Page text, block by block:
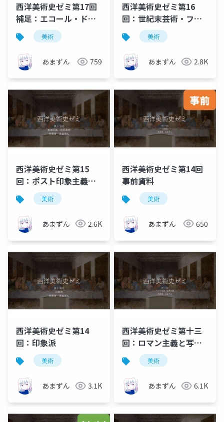
西洋美術史ゼミ第17回
補足：エコール・ド・
パリなど美術
あまずん 759
西洋美術史ゼミ第16
回：世紀末芸術・フォ
ーヴィスム・キュビス
ム
美術
あまずん 2.8K
西洋美術史ゼミ第15
回：ポスト印象主義・
象徴主義・応用美術
美術
あまずん 2.6K
西洋美術史ゼミ第14回
事前資料
美術
あまずん 650
西洋美術史ゼミ第14
回：印象派
美術
あまずん 3.1K
西洋美術史ゼミ第十三
回：ロマン主義と写実
主義
美術
あまずん 6.1K